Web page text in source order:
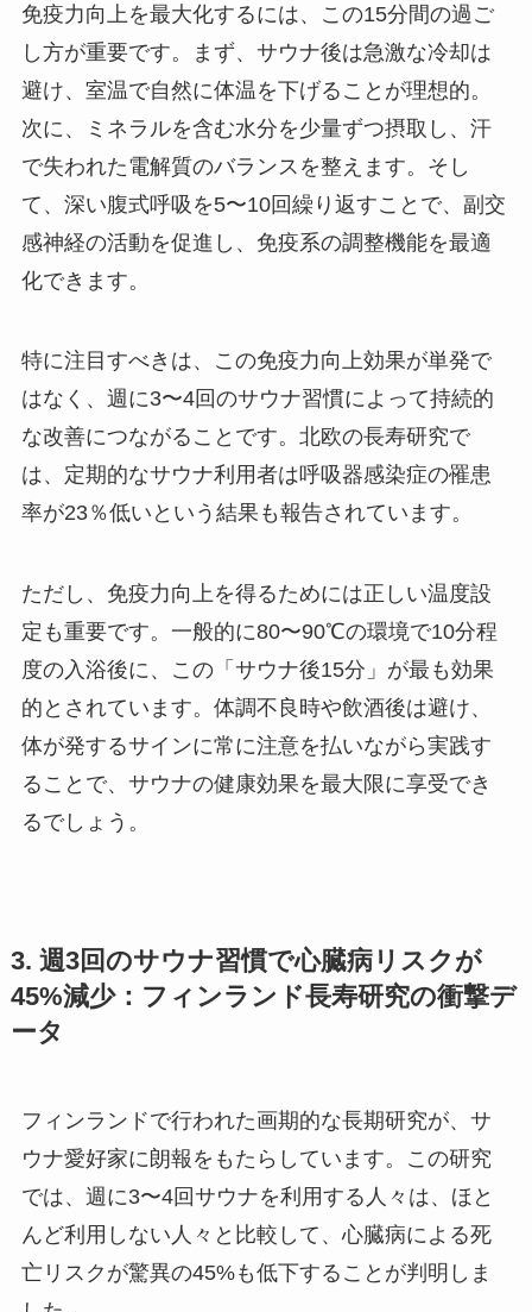
免疫力向上を最大化するには、この15分間の過ご
し方が重要です。まず、サウナ後は急激な冷却は
避け、室温で自然に体温を下げることが理想的。
次に、ミネラルを含む水分を少量ずつ摂取し、汗
で失われた電解質のバランスを整えます。そし
て、深い腹式呼吸を5〜10回繰り返すことで、副交
感神経の活動を促進し、免疫系の調整機能を最適
化できます。
特に注目すべきは、この免疫力向上効果が単発で
はなく、週に3〜4回のサウナ習慣によって持続的
な改善につながることです。北欧の長寿研究で
は、定期的なサウナ利用者は呼吸器感染症の罹患
率が23％低いという結果も報告されています。
ただし、免疫力向上を得るためには正しい温度設
定も重要です。一般的に80〜90℃の環境で10分程
度の入浴後に、この「サウナ後15分」が最も効果
的とされています。体調不良時や飲酒後は避け、
体が発するサインに常に注意を払いながら実践す
ることで、サウナの健康効果を最大限に享受でき
るでしょう。
3. 週3回のサウナ習慣で心臓病リスクが
45%減少：フィンランド長寿研究の衝撃デ
ータ
フィンランドで行われた画期的な長期研究が、サ
ウナ愛好家に朗報をもたらしています。この研究
では、週に3〜4回サウナを利用する人々は、ほと
んど利用しない人々と比較して、心臓病による死
亡リスクが驚異の45%も低下することが判明しま